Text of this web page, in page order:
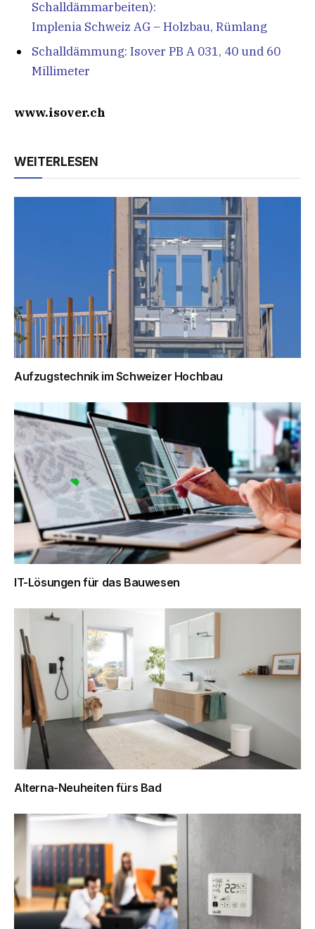
Schalldämmarbeiten):
Implenia Schweiz AG – Holzbau, Rümlang
Schalldämmung: Isover PB A 031, 40 und 60
Millimeter
www.isover.ch
WEITERLESEN
Aufzugstechnik im Schweizer Hochbau
IT-Lösungen für das Bauwesen
Alterna-Neuheiten fürs Bad